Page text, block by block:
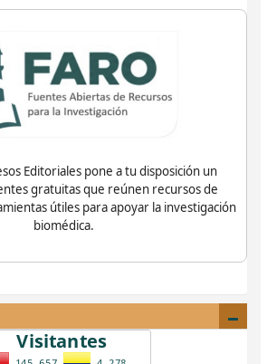
Editoriales pone a tu disposición un
gratuitas que reúnen recursos de
útiles para apoyar la investigación
biomédica.